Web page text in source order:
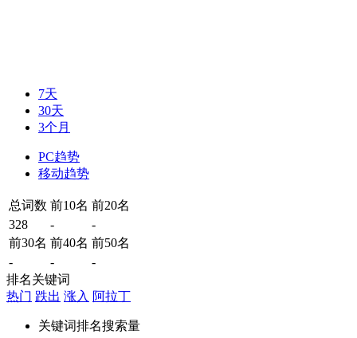
7天
30天
3个月
PC趋势
移动趋势
总词数 前10名 前20名
328
-
-
前30名 前40名 前50名
-
-
-
排名关键词
热门 跌出 涨入 阿拉丁
关键词排名搜索量